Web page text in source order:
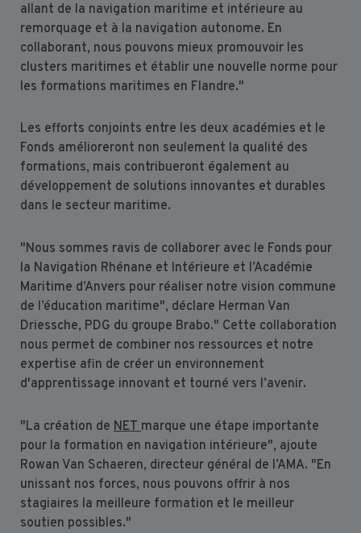
allant de la navigation maritime et intérieure au
remorquage et à la navigation autonome. En
collaborant, nous pouvons mieux promouvoir les
clusters maritimes et établir une nouvelle norme pour
les formations maritimes en Flandre."
Les efforts conjoints entre les deux académies et le
Fonds amélioreront non seulement la qualité des
formations, mais contribueront également au
développement de solutions innovantes et durables
dans le secteur maritime.
"Nous sommes ravis de collaborer avec le Fonds pour
la Navigation Rhénane et Intérieure et l’Académie
Maritime d’Anvers pour réaliser notre vision commune
de l’éducation maritime", déclare Herman Van
Driessche, PDG du groupe Brabo." Cette collaboration
nous permet de combiner nos ressources et notre
expertise afin de créer un environnement
d'apprentissage innovant et tourné vers l’avenir.
"La création de NETmarque une étape importante
pour la formation en navigation intérieure", ajoute
Rowan Van Schaeren, directeur général de l’AMA. "En
unissant nos forces, nous pouvons offrir à nos
stagiaires la meilleure formation et le meilleur
soutien possibles."